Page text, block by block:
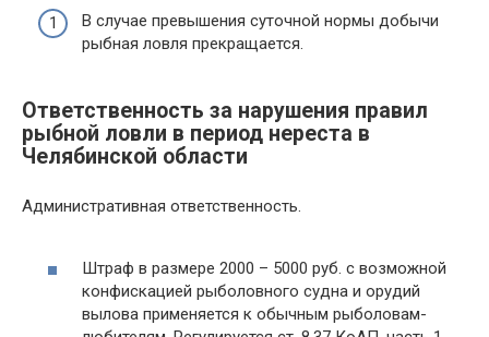
В случае превышения суточной нормы добычи
рыбная ловля прекращается.
Ответственность за нарушения правил
рыбной ловли в период нереста в
Челябинской области
Административная ответственность.
Штраф в размере 2000 – 5000 руб. с возможной
конфискацией рыболовного судна и орудий
вылова применяется к обычным рыболовам-